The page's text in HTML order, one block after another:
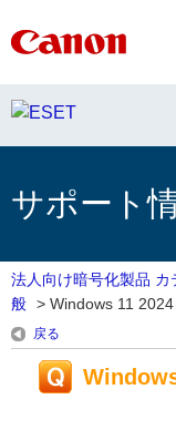
サポート
法人向け暗号化製品 カ
般 > Windows 11 2024
戻る